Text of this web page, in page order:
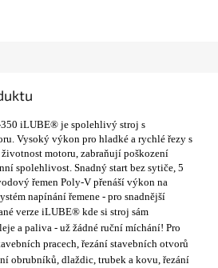
iLUBE® je spolehlivý stroj s
Vysoký výkon pro hladké a rychlé řezy s
motoru, zabraňují poškození
spolehlivost. Snadný start bez sytiče, 5
řemen Poly-V přenáší výkon na
napínání řemene - pro snadnější
verze iLUBE® kde si stroj sám
a paliva - už žádné ruční míchání! Pro
pracech, řezání stavebních otvorů
obrubníků, dlaždic, trubek a kovu, řezání